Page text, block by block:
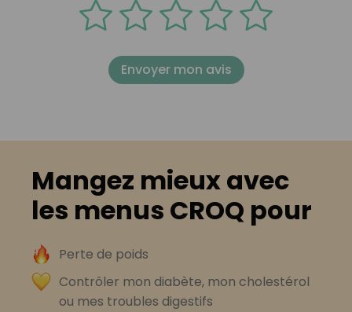
Envoyer mon avis
Mangez mieux avec
les menus CROQ pour
Perte de poids
Contrôler mon diabète, mon cholestérol
ou mes troubles digestifs